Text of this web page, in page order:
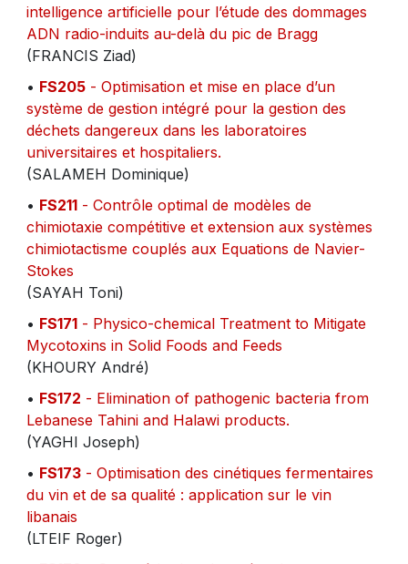
intelligence artificielle pour l’étude des dommages
ADN radio-induits au-delà du pic de Bragg
(FRANCIS Ziad)
• FS205 - Optimisation et mise en place d’un
système de gestion intégré pour la gestion des
déchets dangereux dans les laboratoires
universitaires et hospitaliers.
(SALAMEH Dominique)
• FS211 - Contrôle optimal de modèles de
chimiotaxie compétitive et extension aux systèmes
chimiotactisme couplés aux Equations de Navier-
Stokes
(SAYAH Toni)
• FS171 - Physico-chemical Treatment to Mitigate
Mycotoxins in Solid Foods and Feeds
(KHOURY André)
• FS172 - Elimination of pathogenic bacteria from
Lebanese Tahini and Halawi products.
(YAGHI Joseph)
• FS173 - Optimisation des cinétiques fermentaires
du vin et de sa qualité : application sur le vin
libanais
(LTEIF Roger)